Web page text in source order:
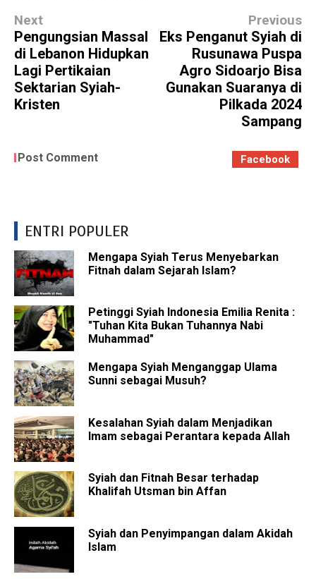
Next
Pengungsian Massal
di Lebanon Hidupkan
Lagi Pertikaian
Sektarian Syiah-
Kristen
Previous
Eks Penganut Syiah di
Rusunawa Puspa
Agro Sidoarjo Bisa
Gunakan Suaranya di
Pilkada 2024
Sampang
Post Comment Facebook
ENTRI POPULER
Mengapa Syiah Terus Menyebarkan
Fitnah dalam Sejarah Islam?
Petinggi Syiah Indonesia Emilia Renita :
"Tuhan Kita Bukan Tuhannya Nabi
Muhammad"
Mengapa Syiah Menganggap Ulama
Sunni sebagai Musuh?
Kesalahan Syiah dalam Menjadikan
Imam sebagai Perantara kepada Allah
Syiah dan Fitnah Besar terhadap
Khalifah Utsman bin Affan
Syiah dan Penyimpangan dalam Akidah
Islam